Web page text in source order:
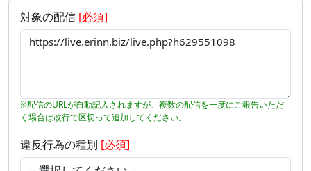
対象の配信 [必須]
※配信のURLが自動記入されますが、複数の配信を一度にご報告いただ
く場合は改行で区切って追加してください。
違反行為の種別 [必須]